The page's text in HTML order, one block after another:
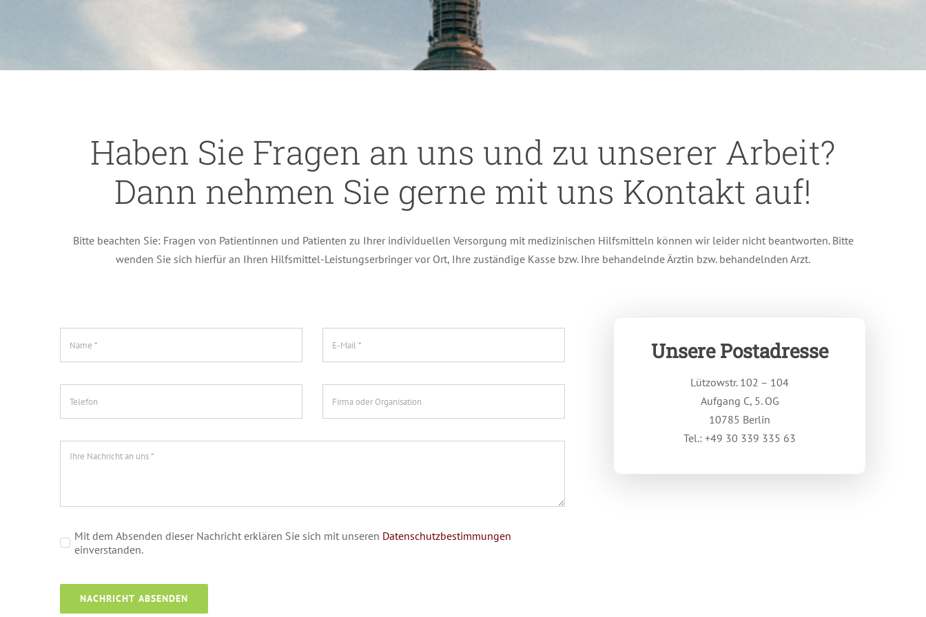
Haben Sie Fragen an uns und zu unserer Arbeit?
Dann nehmen Sie gerne mit uns Kontakt auf!
Bitte beachten Sie: Fragen von Patientinnen und Patienten zu Ihrer individuellen Versorgung mit medizinischen Hilfsmitteln können wir leider nicht beantworten. Bitte
wenden Sie sich hierfür an Ihren Hilfsmittel-Leistungserbringer vor Ort, Ihre zuständige Kasse bzw. Ihre behandelnde Ärztin bzw. behandelnden Arzt.
Mit dem Absenden dieser Nachricht erklären Sie sich mit unseren Datenschutzbestimmungen
einverstanden.
NACHRICHT ABSENDEN
Unsere Postadresse
Lützowstr. 102 – 104
Aufgang C, 5. OG
10785 Berlin
Tel.: +49 30 339 335 63